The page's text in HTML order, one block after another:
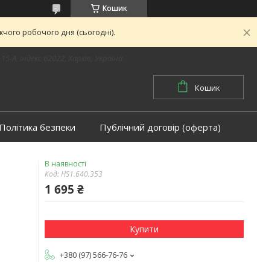
Кошик
робочого дня (сьогодні).
Кошик
Політика безпеки Публічний договір (оферта)
В наявності
Код:HS1.640.353
1 695 ₴
Купити
+380 (97) 566-76-76